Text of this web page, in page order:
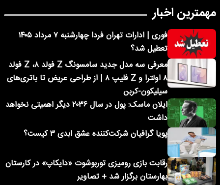
مهمترین اخبار
فوری | ادارات تهران فردا چهارشنبه ۷ مرداد ۱۴۰۵
تعطیل شد؟
معرفی سه مدل جدید سامسونگ Z فولد ۸، Z فولد
۸ اولترا و Z فلیپ ۸ | از طراحی عریض تا باتری‌های
سیلیکون-کربن
ایلان ماسک: پول در سال ۲۰۳۶ دیگر اهمیتی نخواهد
داشت
پویا گرافیان شرکت‌کننده عشق ابدی ۳ کیست؟
رقابت بازی رومیزی توربوشوت «دایکاپ» در کارستان
بهارستان برگزار شد + تصاویر